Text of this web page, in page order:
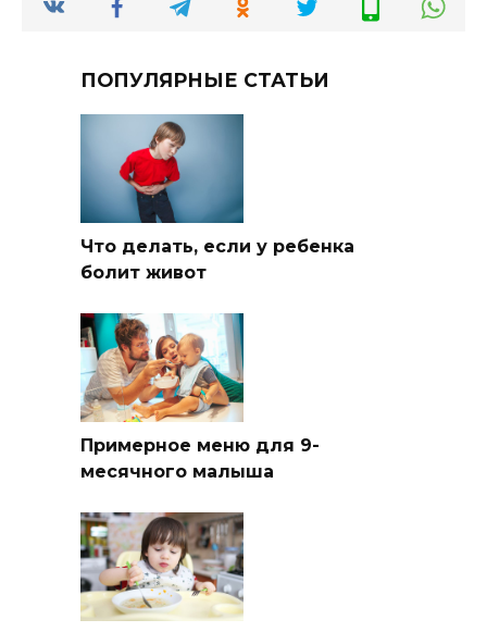
ПОПУЛЯРНЫЕ СТАТЬИ
Что делать, если у ребенка
болит живот
Примерное меню для 9-
месячного малыша